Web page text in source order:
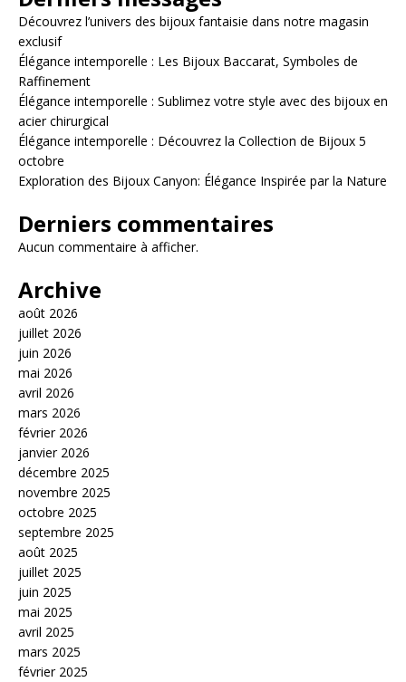
Découvrez l’univers des bijoux fantaisie dans notre magasin
exclusif
Élégance intemporelle : Les Bijoux Baccarat, Symboles de
Raffinement
Élégance intemporelle : Sublimez votre style avec des bijoux en
acier chirurgical
Élégance intemporelle : Découvrez la Collection de Bijoux 5
octobre
Exploration des Bijoux Canyon: Élégance Inspirée par la Nature
Derniers commentaires
Aucun commentaire à afficher.
Archive
août 2026
juillet 2026
juin 2026
mai 2026
avril 2026
mars 2026
février 2026
janvier 2026
décembre 2025
novembre 2025
octobre 2025
septembre 2025
août 2025
juillet 2025
juin 2025
mai 2025
avril 2025
mars 2025
février 2025